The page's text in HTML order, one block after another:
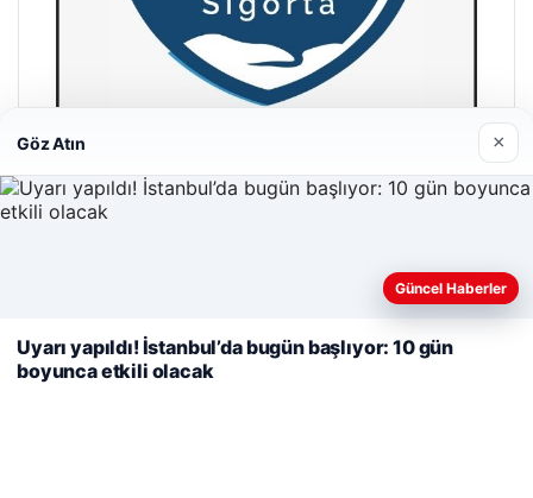
Cengiz Sigorta
Web sitemizi nasıl kullandığınızı daha iyi anlayabilmek,
kullanıyoruz. Çerez Politikamız
Reddet Kabul Et
Göz Atın ×
Güncel Haberler
Uyarı yapıldı! İstanbul’da bugün başlıyor: 10 gün
boyunca etkili olacak